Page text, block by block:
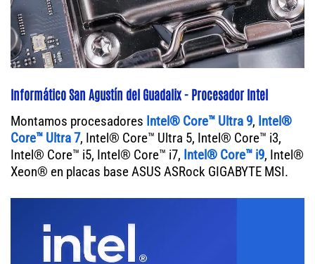
Informático San Agustín del Guadalix - Procesador Intel
Montamos procesadores Intel® Core™ Ultra 9, Intel®
Core™ Ultra 7, Intel® Core™ Ultra 5, Intel® Core™ i3,
Intel® Core™ i5, Intel® Core™ i7, Intel® Core™ i9, Intel®
Xeon® en placas base ASUS ASRock GIGABYTE MSI.